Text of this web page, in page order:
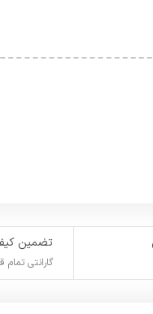
تضمین
گارانتی